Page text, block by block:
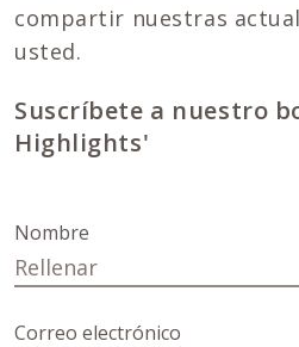
compartir nuestras
usted.
Suscríbete a nuestro
Highlights'
Nombre
Correo electrónico